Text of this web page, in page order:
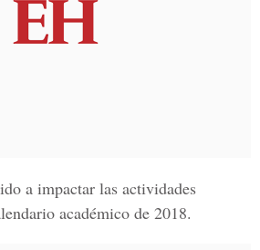
a impactar las actividades
académico de 2018.